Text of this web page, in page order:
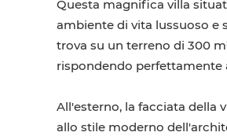
Questa magnifica villa
ambiente di vita lussuoso e
trova su un terreno di 300
rispondendo perfettamente
All'esterno, la facciata della
allo stile moderno